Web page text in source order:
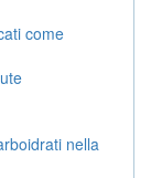
come
nella